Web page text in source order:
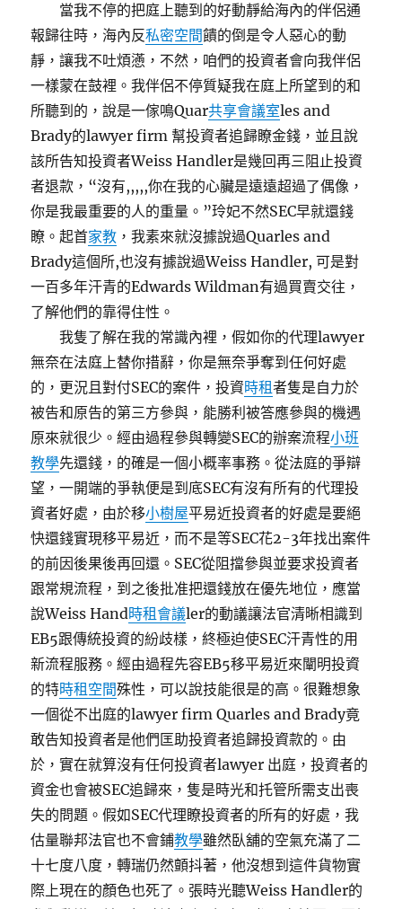
當我不停的把庭上聽到的好動靜給海內的伴侶通
報歸往時，海內反私密空間饋的倒是令人惡心的動
靜，讓我不吐煩懣，不然，咱們的投資者會向我伴侶
一樣蒙在鼓裡。我伴侶不停質疑我在庭上所望到的和
所聽到的，說是一傢鳴Quar共享會議室les and
Brady的lawyer firm 幫投資者追歸瞭金錢，並且說
該所告知投資者Weiss Handler是幾回再三阻止投資
者退款，“沒有,,,,,你在我的心臟是遠遠超過了偶像，
你是我最重要的人的重量。”玲妃不然SEC早就還錢
瞭。起首家教 ，我素來就沒據說過Quarles and
Brady這個所,也沒有據說過Weiss Handler, 可是對
一百多年汗青的Edwards Wildman有過買賣交往，
了解他們的靠得住性。
我隻了解在我的常識內裡，假如你的代理lawyer
無奈在法庭上替你措辭，你是無奈爭奪到任何好處
的，更況且對付SEC的案件，投資時租者隻是自力於
被告和原告的第三方參與，能勝利被答應參與的機遇
原來就很少。經由過程參與轉變SEC的辦案流程小班
教學先還錢，的確是一個小概率事務。從法庭的爭辯
望，一開端的爭執便是到底SEC有沒有所有的代理投
資者好處，由於移小樹屋平易近投資者的好處是要絕
快還錢實現移平易近，而不是等SEC花2-3年找出案件
的前因後果後再回還。SEC從阻擋參與並要求投資者
跟常規流程，到之後批准把還錢放在優先地位，應當
說Weiss Hand時租會議ler的動議讓法官清晰相識到
EB5跟傳統投資的紛歧樣，終極迫使SEC汗青性的用
新流程服務。經由過程先容EB5移平易近來闡明投資
的特時租空間殊性，可以說技能很是的高。很難想象
一個從不出庭的lawyer firm Quarles and Brady竟
敢告知投資者是他們匡助投資者追歸投資款的。由
於，實在就算沒有任何投資者lawyer 出庭，投資者的
資金也會被SEC追歸來，隻是時光和托管所需支出喪
失的問題。假如SEC代理瞭投資者的所有的好處，我
估量聯邦法官也不會鋪教學雖然臥舖的空氣充滿了二
十七度八度，轉瑞仍然顫抖著，他沒想到這件貨物實
際上現在的顏色也死了。張時光聽Weiss Handler的